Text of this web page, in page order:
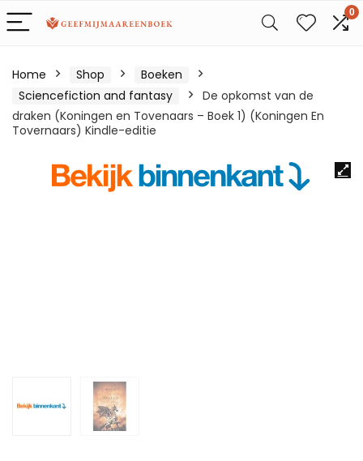
0
Home Shop
Boeken
Sciencefiction and fantasy
De opkomst van de
draken (Koningen en Tovenaars – Boek 1) (Koningen En
Tovernaars) Kindle-editie